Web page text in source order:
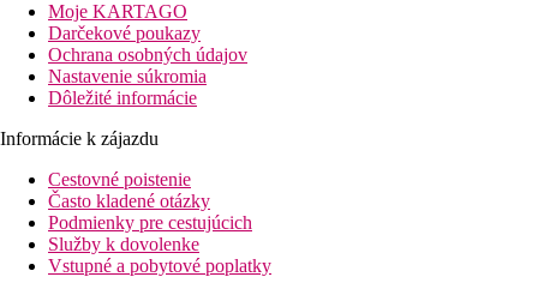
Moje KARTAGO
Darčekové poukazy
Ochrana osobných údajov
Nastavenie súkromia
Dôležité informácie
Informácie k zájazdu
Cestovné poistenie
Často kladené otázky
Podmienky pre cestujúcich
Služby k dovolenke
Vstupné a pobytové poplatky